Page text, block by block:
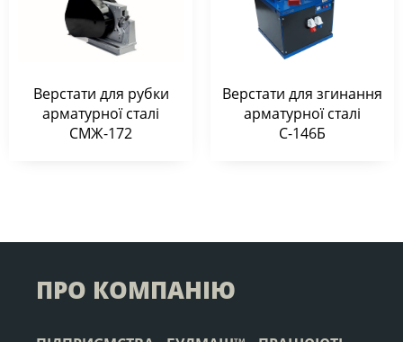
Верстати для рубки
арматурної сталі
СМЖ-172
Верстати для згинання
арматурної сталі
С-146Б
ПРО КОМПАНІЮ